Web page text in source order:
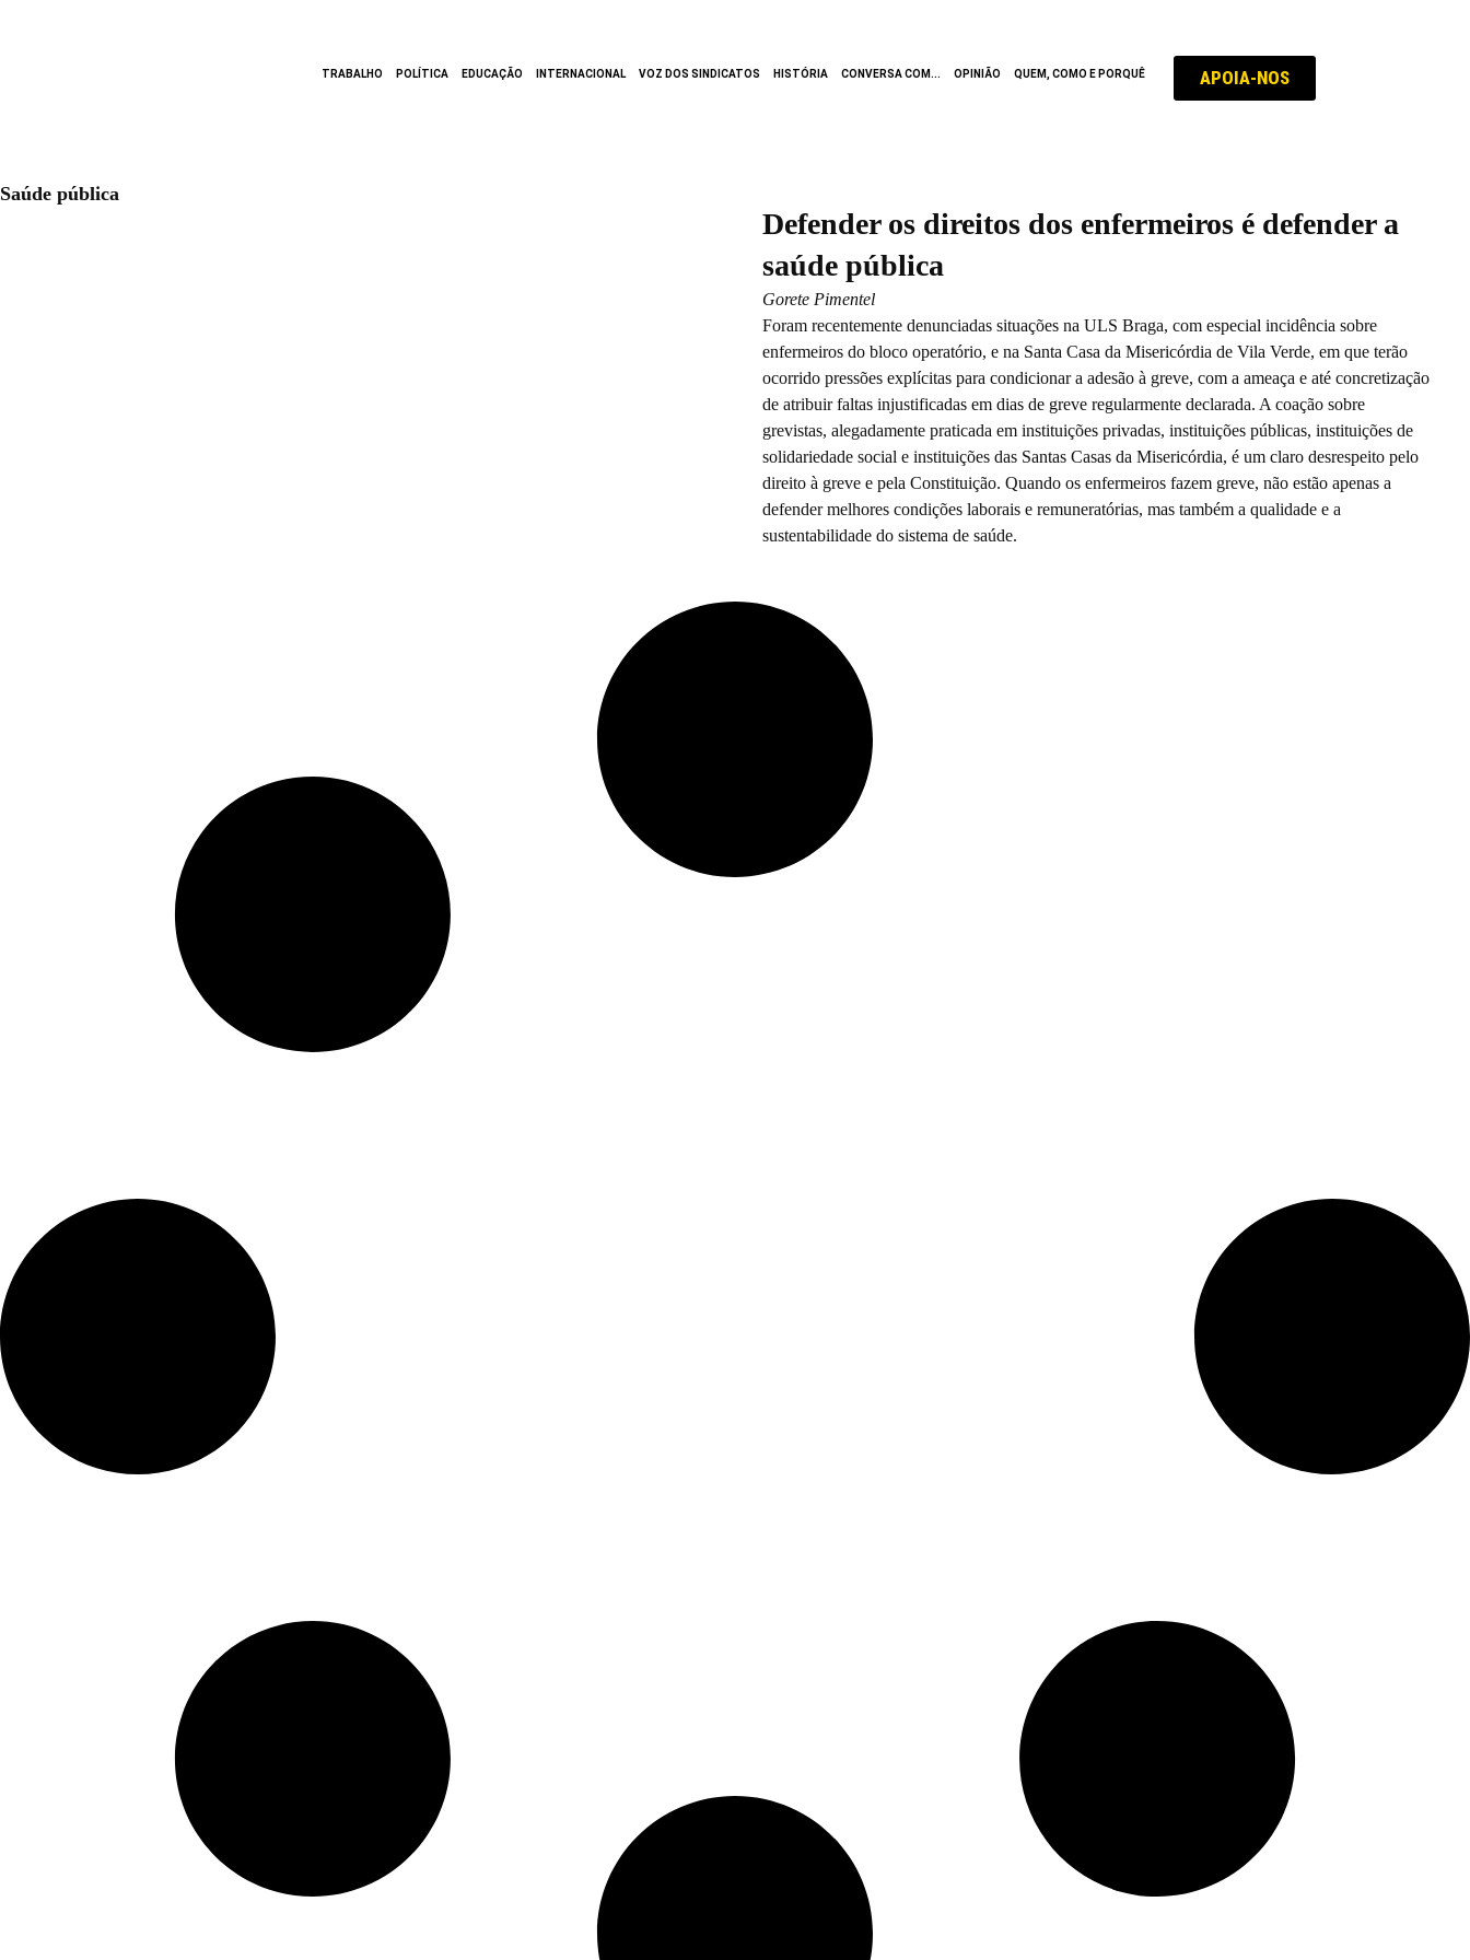
TRABALHO POLÍTICA EDUCAÇÃO INTERNACIONAL VOZ DOS SINDICATOS HISTÓRIA CONVERSA COM... OPINIÃO QUEM, COMO E PORQUÊ APOIA-NOS
Saúde pública
Defender os direitos dos enfermeiros é defender a
saúde pública
Gorete Pimentel
Foram recentemente denunciadas situações na ULS Braga, com especial incidência sobre
enfermeiros do bloco operatório, e na Santa Casa da Misericórdia de Vila Verde, em que terão
ocorrido pressões explícitas para condicionar a adesão à greve, com a ameaça e até concretização
de atribuir faltas injustificadas em dias de greve regularmente declarada. A coação sobre
grevistas, alegadamente praticada em instituições privadas, instituições públicas, instituições de
solidariedade social e instituições das Santas Casas da Misericórdia, é um claro desrespeito pelo
direito à greve e pela Constituição. Quando os enfermeiros fazem greve, não estão apenas a
defender melhores condições laborais e remuneratórias, mas também a qualidade e a
sustentabilidade do sistema de saúde.